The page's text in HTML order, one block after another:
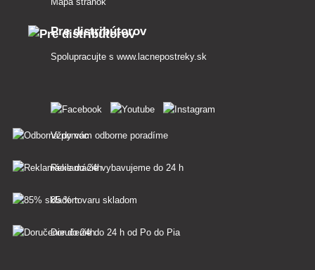
Pre distribútorov
Spolupracujte s www.lacnepostreky.sk
Vždy vám odborne poradíme
Reklamácie vybavujeme do 24 h
85 % tovaru skladom
Doručenie do 24 h od Po do Pia